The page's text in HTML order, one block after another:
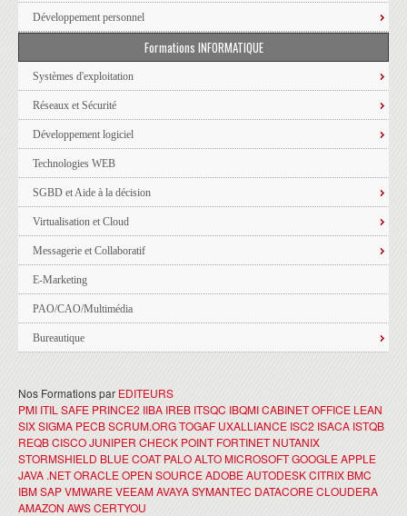
Développement personnel
Formations INFORMATIQUE
Systèmes d'exploitation
Réseaux et Sécurité
Développement logiciel
Technologies WEB
SGBD et Aide à la décision
Virtualisation et Cloud
Messagerie et Collaboratif
E-Marketing
PAO/CAO/Multimédia
Bureautique
Nos Formations par EDITEURS
PMI ITIL SAFE PRINCE2 IIBA IREB ITSQC IBQMICABINET OFFICE LEAN
SIX SIGMA PECBSCRUM.ORGTOGAF UXALLIANCE ISC2 ISACA ISTQB
REQBCISCOJUNIPER CHECK POINT FORTINETNUTANIX
STORMSHIELD BLUE COAT PALO ALTOMICROSOFTGOOGLEAPPLE
JAVA .NETORACLEOPEN SOURCEADOBEAUTODESKCITRIX BMC
IBMSAPVMWAREVEEAMAVAYASYMANTEC DATACORECLOUDERA
AMAZON AWSCERTYOU